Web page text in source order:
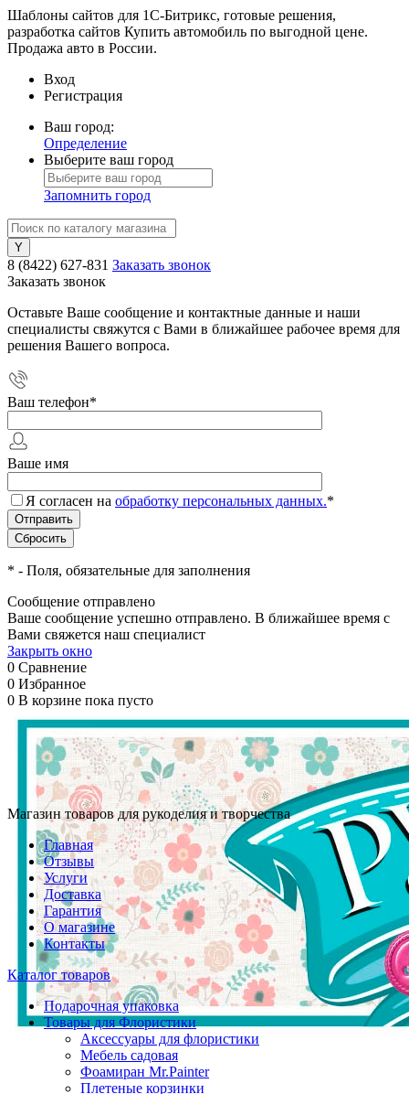
Шаблоны сайтов для 1С-Битрикс, готовые решения,
разработка сайтов Купить автомобиль по выгодной цене.
Продажа авто в России.
Вход
Регистрация
Ваш город:
Определение
Выберите ваш город
Запомнить город
8 (8422) 627-831 Заказать звонок
Заказать звонок
Оставьте Ваше сообщение и контактные данные и наши
специалисты свяжутся с Вами в ближайшее рабочее время для
решения Вашего вопроса.
Ваш телефон*
Ваше имя
Я согласен на обработку персональных данных.*
* - Поля, обязательные для заполнения
Сообщение отправлено
Ваше сообщение успешно отправлено. В ближайшее время с
Вами свяжется наш специалист
Закрыть окно
0 Сравнение
0 Избранное
0 В корзине пока пусто
Магазин товаров для рукоделия и творчества
Главная
Отзывы
Услуги
Доставка
Гарантия
О магазине
Контакты
Каталог товаров
Подарочная упаковка
Товары для Флористики
Аксессуары для флористики
Мебель садовая
Фоамиран Mr.Painter
Плетеные корзинки